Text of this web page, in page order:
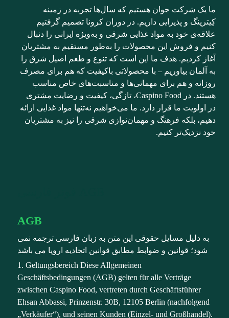
ما یک شرکت جوان هستیم که سال‌ها تجربه در زمینه
کِیترینگ و پذیرایی داریم. در دوران کرونا تصمیم گرفتیم
علاقه‌ی خود به مواد غذایی شرقی و به‌ویژه ایرانی را دنبال
کنیم و فروش این محصولات را به‌طور مستقیم به مشتریان
آغاز کردیم. هدف ما این است که تنوع و طعم اصیل شرق را
به آلمان بیاوریم – با محصولاتی باکیفیت که هم برای مصرف
روزانه و هم برای مهمانی‌ها و مناسبت‌های خاص مناسب
هستند. در Caspino Food، تازگی، کیفیت و رضایت مشتری
در اولویت ما قرار دارد. ما می‌خواهیم نه‌تنها مواد غذایی ارائه
دهیم، بلکه فرهنگ و مهمان‌نوازی شرقی را نیز به مشتریان
خود نزدیک‌تر کنیم.
AGB
به دلیل مسایل حقوقی این متن به زبان فارسی ترجمه نمی
شود؛ قوانین و ضوابط مطابق قوانین اتحادیه اروپا می باشد
1. Geltungsbereich Diese Allgemeinen
Geschäftsbedingungen (AGB) gelten für alle Verträge
zwischen Caspino Food, vertreten durch Geschäftsführer
Ehsan Abbassi, Prinzenstr. 30B, 12105 Berlin (nachfolgend
„Verkäufer“), und seinen Kunden (Einzel- und Großhandel).